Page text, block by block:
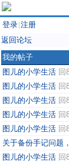
登录 注册
返回论坛
我的帖子
图儿的小学生活 回
图儿的小学生活 回
图儿的小学生活 回
图儿的小学生活 回
图儿的小学生活 回
关于备份手记问题
图儿的小学生活 回